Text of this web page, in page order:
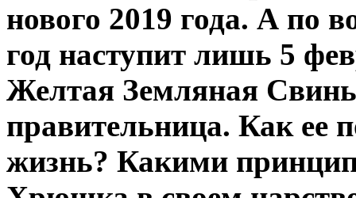
нового 2019 года. А по
год наступит лишь 5
Желтая Земляная
правительница. Как ее
жизнь? Какими